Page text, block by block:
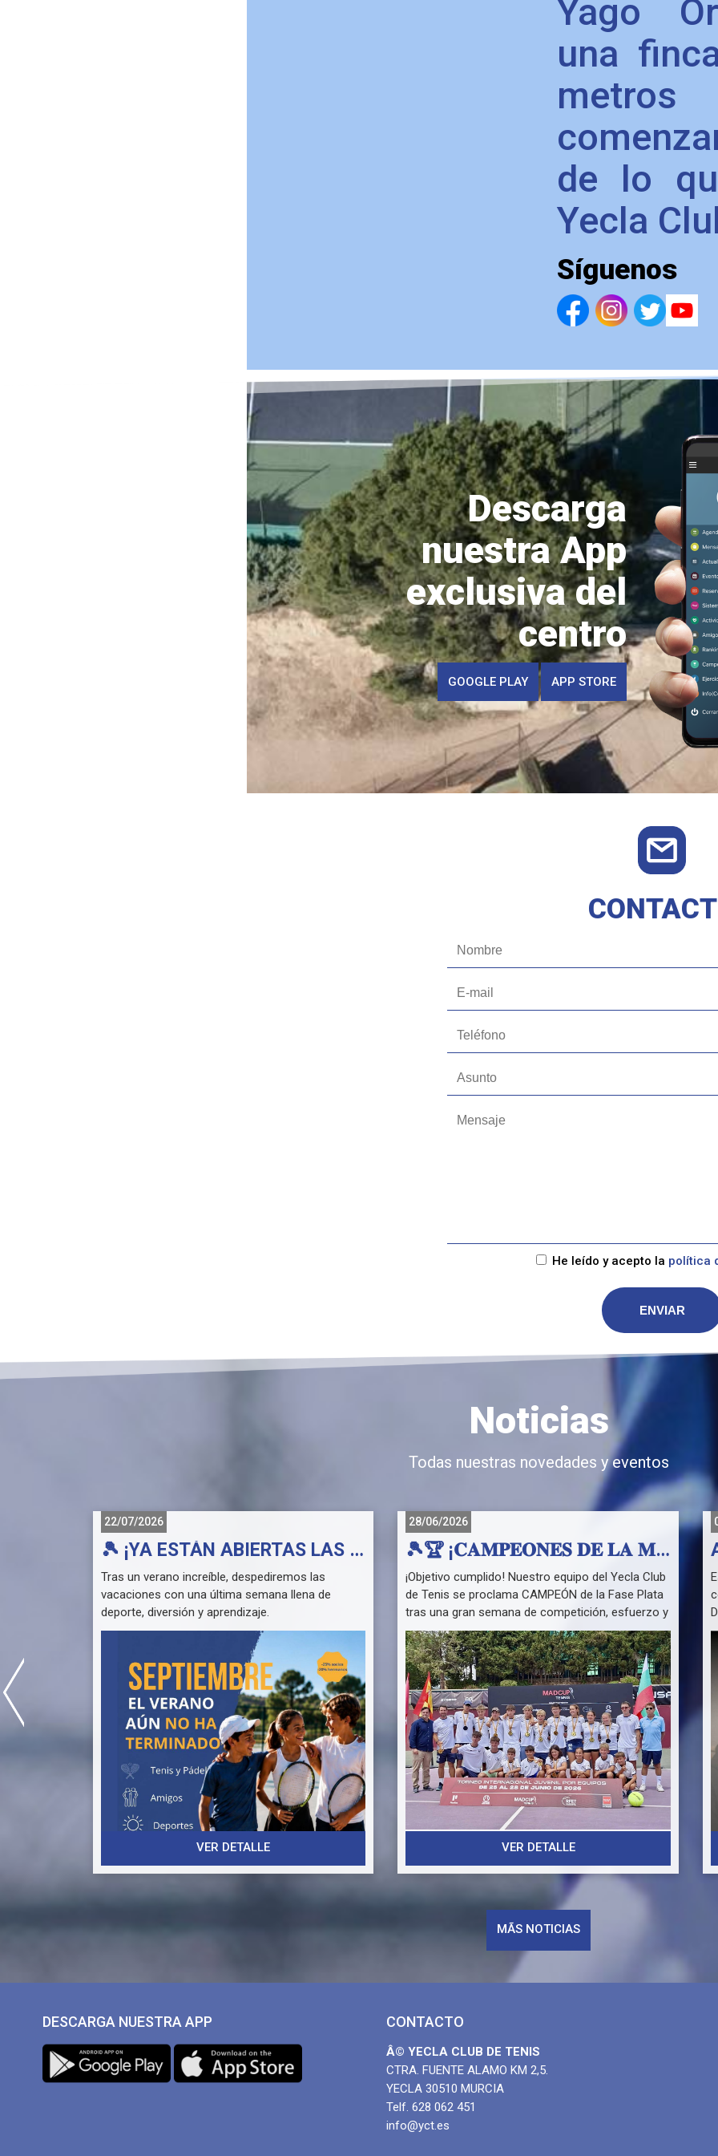
Yago
una
metros
de lo
Yecla
Síguenos
Descarga
nuestra App
exclusiva del
centro
GOOGLE PLAY APP STORE
He leído y acepto la política
Noticias
Todas nuestras novedades y eventos
el
este
22/07/2026
🎾 ¡YA ESTÁN ABIERTAS LAS INSCRIPCIONES PARA EL CAMPUS DE SEPTIEMBRE! 🎾
Tras un verano increíble, despediremos las
vacaciones con una última semana llena de
deporte, diversión y aprendizaje.
📅 Fechas: Del lunes 31 de agosto al viernes 4 de
🕘 Horario: De 9:00 a 14:00 h
✅ Mismo formato que el Campus de Verano:
* 🎾 Tenis
* 🎾 Pádel
* 🌈 Mini Campus
💶 Precio general: 74 €
🏅 Socios del Club: 25% de descuento
🎁 Descuento especial: Todos los alumnos que
hayan participado en el Campus de Verano
disfrutarán de un 10% de descuento adicional.
VER DETALLE
28/06/2026
🎾🏆 ¡𝐂𝐀𝐌𝐏𝐄𝐎𝐍𝐄𝐒 𝐃𝐄 𝐋𝐀 𝐌𝐀𝐃 𝐂𝐔𝐏 𝐓𝐄𝐍𝐍𝐈𝐒 𝟐𝟎𝟐𝟔 - 𝐅𝐀𝐒𝐄 𝐏𝐋𝐀𝐓𝐀! 🏆🎾
¡Objetivo cumplido! Nuestro equipo del Yecla Club
de Tenis se proclama CAMPEÓN de la Fase Plata
tras una gran semana de competición, esfuerzo y
compañerismo.
Camino al título:
Fase de grupos
10-2 vs CD Avantage
5-7 vs Club Tenis Pozuelo
9-3 vs Tennis Club Hispano Varna
Fase final
Octavos: 9-3 vs Club de Tenis La Moraleja
Cuartos: 8-4 vs Club de Tenis Chamartín B
Semifinal: 8-4 vs Club de Tenis Alcorcón
Final: 7-5 vs Tennis Club Hispano Varna
Este campeonato es el premio al compromiso, la
ilusión y el trabajo realizado por todos los
jugadores durante el torneo. Gracias a las
acompañarnos y apoyarnos en cada partido.
¡Nos volvemos a Yecla con la copa!
Un equipo. Un club. Un objetivo. ¡La victoria!
VER DETALLE
MÃS NOTICIAS
DESCARGA NUESTRA APP CONTACTO
Â© YECLA CLUB DE TENIS
CTRA. FUENTE ALAMO KM 2,5.
YECLA 30510 MURCIA
Telf. 628 062 451
info@yct.es